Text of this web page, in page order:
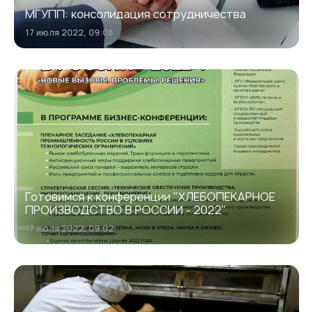
МГУПП: консолидация сотрудничества
17 июля 2022, 09:08
Готовимся к конференции "ХЛЕБОПЕКАРНОЕ
ПРОИЗВОДСТВО В РОССИИ - 2022"
17 июля 2022, 09:02